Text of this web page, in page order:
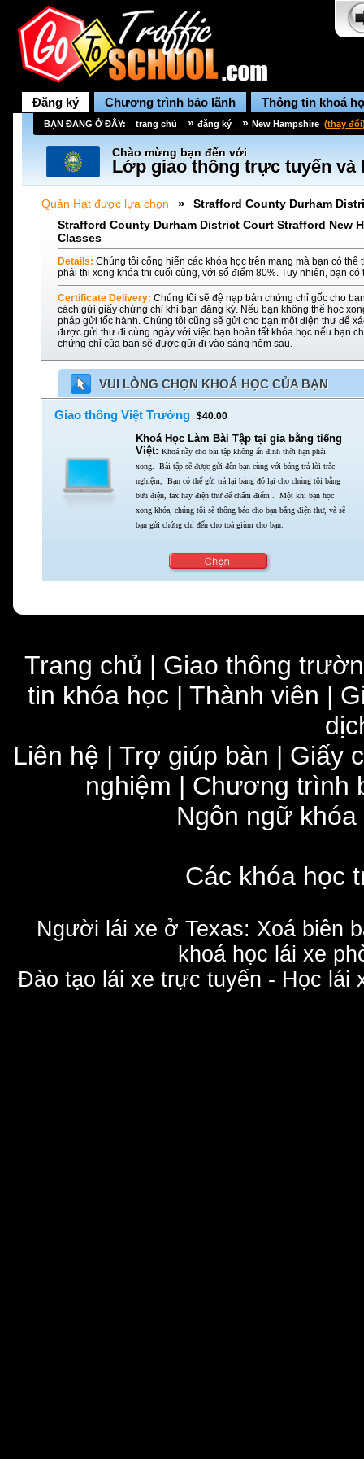
Đăng ký Chương trình bảo lãnh Thông tin khoá
BẠN ĐANG Ở ĐÂY: trang chủ » đăng ký » New Hampshire (thay đổi
Chào mừng bạn đến với
Lớp giao thông trực tuyến và
Quản Hạt được lựa chọn »
Strafford County Durham
Strafford County Durham District Court Strafford New
Classes
Details: Chúng tôi cống hiến các khóa học trên mạng mà bạn có
phải thi xong khóa thi cuối cùng, với số điểm 80%. Tuy nhiên, bạn
Certificate Delivery: Chúng tôi sẽ đệ nạp bản chứng chỉ gốc cho
cách gửi giấy chứng chỉ khi bạn đăng ký. Nếu bạn không thể học
pháp gửi tốc hành. Chúng tôi cũng sẽ gửi cho bạn một điện thư để
được gửi thư đi cùng ngày với việc bạn hoàn tất khóa học nếu bạn
chứng chỉ của bạn sẽ được gửi đi vào sáng hôm sau.
VUI LÒNG CHỌN KHOÁ HỌC CỦA BẠN
Giao thông Việt Trường $40.00
Khoá Học Làm Bài Tập tại gia bằng tiếng
Việt: Khoá nầy cho bài tập không ấn định thời hạn phải
xong. Bài tập sẽ được gửi đến bạn cùng với bảng trả lời trắc
nghiệm, Bạn có thể gửi trả lại bảng đó lại cho chúng tôi bằng
bưu điện, fax hay điện thư để chấm điểm . Một khi bạn học
xong khóa, chúng tôi sẽ thông báo cho bạn bằng điện thư, và sẽ
bạn gửi chứng chỉ đến cho toà giùm cho bạn.
Trang chủ | Giao thông
tin khóa học | Thành viên |
Liên hệ | Trợ giúp bàn | Giấy
nghiệm | Chương trình
Ngôn ngữ khóa
Các khóa học
Người lái xe ở Texas: Xoá biên
khoá học lái xe
Đào tạo lái xe trực tuyến - Học